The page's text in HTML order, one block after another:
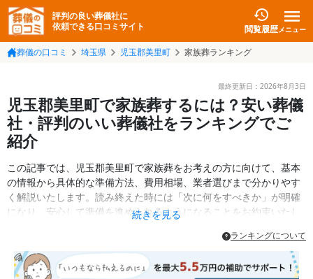
評判の良い葬儀社に
依頼できる口コミサイト
閲覧履歴メニュー
葬儀の口コミ 埼玉県 児玉郡美里町 家族葬ランキング
最終更新日： 2026年8月3日
児玉郡美里町で家族葬するには？安い葬儀
社・評判のいい葬儀社をランキングでご
紹介
この記事では、児玉郡美里町で家族葬をお考えの方に向けて、基本
の情報から具体的な準備方法、費用相場、業者選びまで分かりやす
く解説いたします。読み終えた時には「次に何をすべきか」が明確
になり、安心して準備を進められるようになることをお約束いたし
続きを見る
ランキングについて